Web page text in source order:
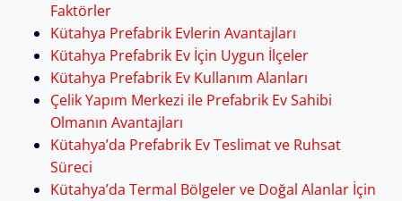
Faktörler
Kütahya Prefabrik Evlerin Avantajları
Kütahya Prefabrik Ev İçin Uygun İlçeler
Kütahya Prefabrik Ev Kullanım Alanları
Çelik Yapım Merkezi ile Prefabrik Ev Sahibi
Olmanın Avantajları
Kütahya’da Prefabrik Ev Teslimat ve Ruhsat
Süreci
Kütahya’da Termal Bölgeler ve Doğal Alanlar İçin